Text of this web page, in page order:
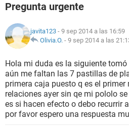
FAMILIA
NUTRICIÓN
BIENESTAR
SEXUALIDAD
GLOSARIO
Pregunta urgente
javita123 - 9 sep 2014 a las 16:59
Olivia.O. - 9 sep 2014 a las
Hola mi duda es la siguiente
aún me faltan las 7 pastillas de
primera caja puesto q es el
relaciones ayer sin qe mi pololo
es si hacen efecto o debo recurrir
por favor espero una respuesta